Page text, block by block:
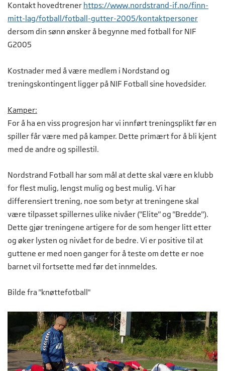
Kontakt hovedtrener https://www.nordstrand-if.no/finn-
mitt-lag/fotball/fotball-gutter-2005/kontaktpersoner
dersom din sønn ønsker å begynne med fotball for NIF
G2005
Kostnader med å være medlem i Nordstand og
treningskontingent ligger på NIF Fotball sine hovedsider.
Kamper:
For å ha en viss progresjon har vi innført treningsplikt før en
spiller får være med på kamper. Dette primært for å bli kjent
med de andre og spillestil.
Nordstrand Fotball har som mål at dette skal være en klubb
for flest mulig, lengst mulig og best mulig. Vi har
differensiert trening, noe som betyr at treningene skal
være tilpasset spillernes ulike nivåer ("Elite" og "Bredde").
Dette gjør treningene artigere for de som henger litt etter
og øker lysten og nivået for de bedre. Vi er positive til at
guttene er med noen ganger for å teste om dette er noe
barnet vil fortsette med før det innmeldes.
Bilde fra "knøttefotball"